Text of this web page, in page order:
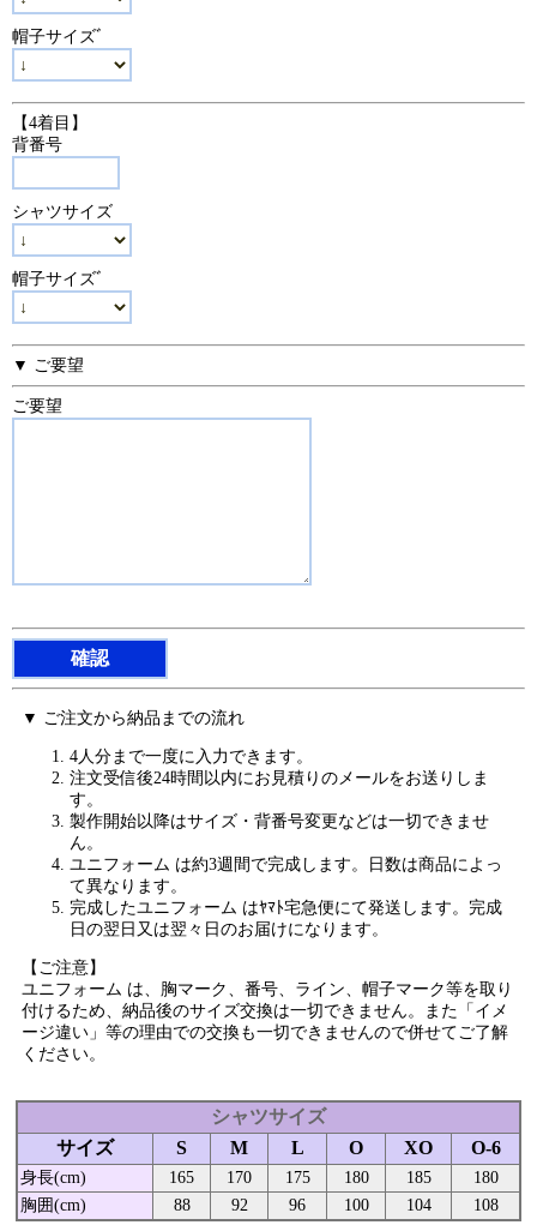
帽子サイズﾞ
【4着目】
背番号
シャツサイズ
帽子サイズﾞ
▼ ご要望
ご要望
▼ ご注文から納品までの流れ
4人分まで一度に入力できます。
注文受信後24時間以内にお見積りのメールをお送りしま
す。
製作開始以降はサイズ・背番号変更などは一切できませ
ん。
ユニフォーム は約3週間で完成します。日数は商品によっ
て異なります。
完成したユニフォーム はﾔﾏﾄ宅急便にて発送します。完成
日の翌日又は翌々日のお届けになります。
【ご注意】
ユニフォーム は、胸マーク、番号、ライン、帽子マーク等を取り
付けるため、納品後のサイズ交換は一切できません。また「イメ
ージ違い」等の理由での交換も一切できませんので併せてご了解
ください。
シャツサイズ
サイズ
S M L O XO O-6
身長(cm) 165 170 175 180 185
180
胸囲(cm)
88 92 96 100 104 108